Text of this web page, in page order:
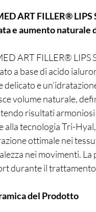
ART FILLER®
e aumento naturale
ART FILLER® LIPS
a base di acido
delicato e
volume naturale,
risultati armoniosi
alla tecnologia Tri-
ottimale nei
nei movimenti.
durante il
del Prodotto